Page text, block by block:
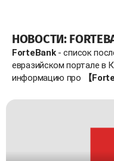
НОВОСТИ:
ForteBank- список
евразийском портале в
информацию про
【